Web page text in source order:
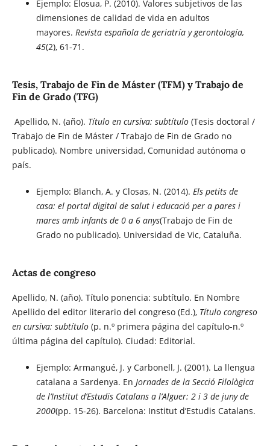
Ejemplo: Elosua, P. (2010). Valores subjetivos de las
dimensiones de calidad de vida en adultos
mayores. Revista española de geriatría y gerontología,
45(2), 61-71.
Tesis, Trabajo de Fin de Máster (TFM) y Trabajo de
Fin de Grado (TFG)
Apellido, N. (año). Título en cursiva: subtítulo(Tesis doctoral /
Trabajo de Fin de Máster / Trabajo de Fin de Grado no
publicado). Nombre universidad, Comunidad autónoma o
país.
Ejemplo: Blanch, A. y Closas, N. (2014). Els petits de
casa: el portal digital de salut i educació per a pares i
mares amb infants de 0 a 6 anys(Trabajo de Fin de
Grado no publicado). Universidad de Vic, Cataluña.
Actas de congreso
Apellido, N. (año). Título ponencia: subtítulo. En Nombre
Apellido del editor literario del congreso (Ed.),Título congreso
en cursiva: subtítulo(p. n.º primera página del capítulo-n.º
última página del capítulo). Ciudad: Editorial.
Ejemplo: Armangué, J. y Carbonell, J. (2001). La llengua
catalana a Sardenya. En Jornades de la Secció Filològica
de l’Institut d’Estudis Catalans a l’Alguer: 2 i 3 de juny de
2000(pp. 15-26). Barcelona: Institut d’Estudis Catalans.